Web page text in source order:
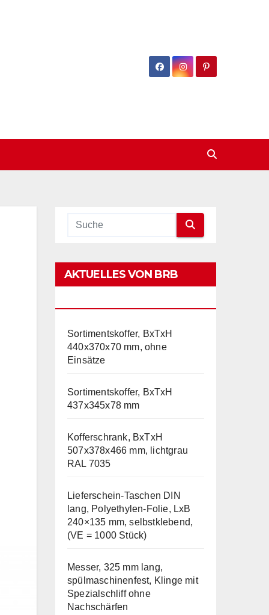
AKTUELLES VON BRB
Sortimentskoffer, BxTxH
440x370x70 mm, ohne
Einsätze
Sortimentskoffer, BxTxH
437x345x78 mm
Kofferschrank, BxTxH
507x378x466 mm, lichtgrau
RAL 7035
Lieferschein-Taschen DIN
lang, Polyethylen-Folie, LxB
240×135 mm, selbstklebend,
(VE = 1000 Stück)
Messer, 325 mm lang,
spülmaschinenfest, Klinge mit
Spezialschliff ohne
Nachschärfen